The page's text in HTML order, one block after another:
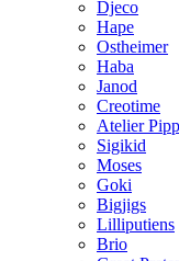
Djeco
Hape
Ostheimer
Haba
Janod
Creotime
Atelier
Sigikid
Moses
Goki
Bigjigs
Lilliputiens
Brio